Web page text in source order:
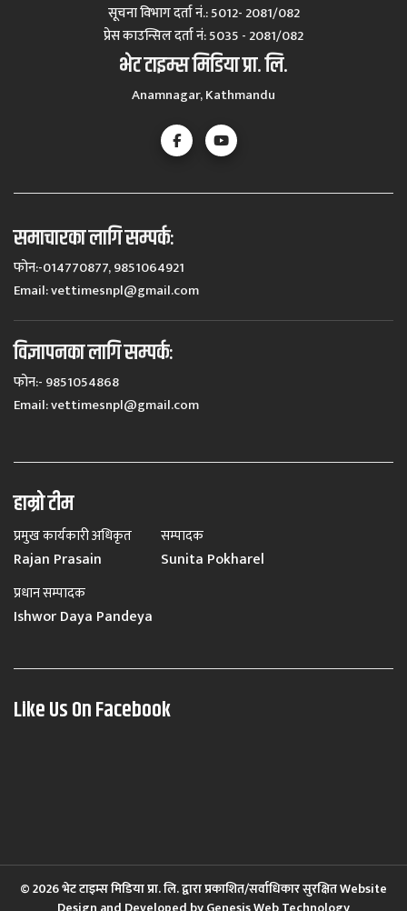
सूचना विभाग दर्ता नं.: 5012- 2081/082
प्रेस काउन्सिल दर्ता नं‍: 5035 - 2081/082
भेट टाइम्स मिडिया प्रा. लि.
Anamnagar, Kathmandu
समाचारका लागि सम्पर्कः
फोन:-014770877, 9851064921
Email:vettimesnpl@gmail.com
विज्ञापनका लागि सम्पर्कः
फोन:- 9851054868
Email:vettimesnpl@gmail.com
हाम्रो टीम
प्रमुख कार्यकारी अधिकृत
Rajan Prasain
सम्पादक
Sunita Pokharel
प्रधान सम्पादक
Ishwor Daya Pandeya
Like Us On Facebook
© 2026 भेट टाइम्स मिडिया प्रा. लि. द्वारा प्रकाशित/सर्वाधिकार सुरक्षित Website